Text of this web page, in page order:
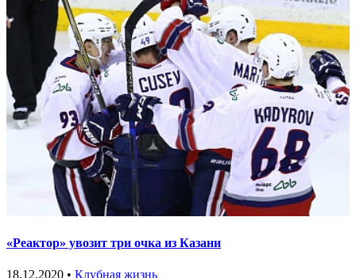
«Реактор» увозит три очка из Казани
18.12.2020 • Клубная жизнь